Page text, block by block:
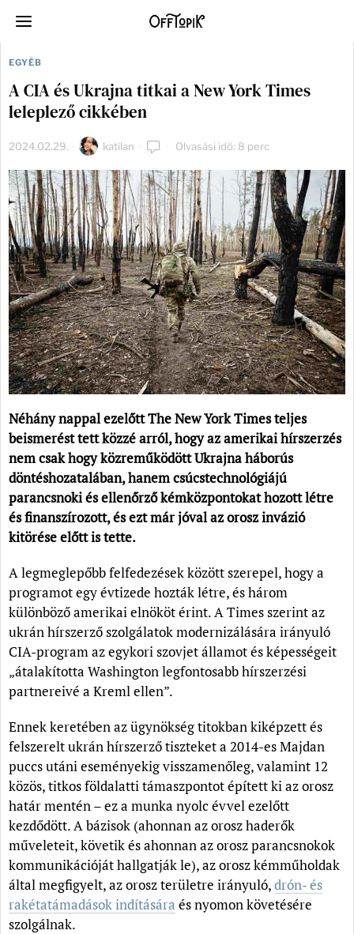
EGYÉB
A CIA és Ukrajna titkai a New York Times
leleplező cikkében
2024.02.29. katilan Olvasási idő: 8 perc
Néhány nappal ezelőtt The New York Times teljes
beismerést tett közzé arról, hogy az amerikai hírszerzés
nem csak hogy közreműködött Ukrajna háborús
döntéshozatalában, hanem csúcstechnológiájú
parancsnoki és ellenőrző kémközpontokat hozott létre
és finanszírozott, és ezt már jóval az orosz invázió
kitörése előtt is tette.
A legmeglepőbb felfedezések között szerepel, hogy a
programot egy évtizede hozták létre, és három
különböző amerikai elnököt érint. A Times szerint az
ukrán hírszerző szolgálatok modernizálására irányuló
CIA-program az egykori szovjet államot és képességeit
„átalakította Washington legfontosabb hírszerzési
partnereivé a Kreml ellen”.
Ennek keretében az ügynökség titokban kiképzett és
felszerelt ukrán hírszerző tiszteket a 2014-es Majdan
puccs utáni eseményekig visszamenőleg, valamint 12
közös, titkos földalatti támaszpontot épített ki az orosz
határ mentén – ez a munka nyolc évvel ezelőtt
kezdődött. A bázisok (ahonnan az orosz haderők
műveleteit, követik és ahonnan az orosz parancsnokok
kommunikációját hallgatják le), az orosz kémműholdak
által megfigyelt, az orosz területre irányuló,drón- és
rakétatámadások indítására és nyomon követésére
szolgálnak.